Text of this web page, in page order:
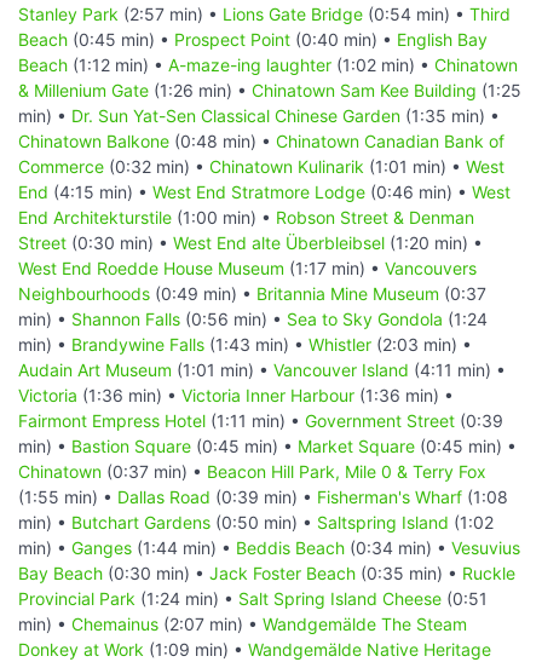
Stanley Park (2:57 min) • Lions Gate Bridge (0:54 min) • Third
Beach (0:45 min) • Prospect Point (0:40 min) • English Bay
Beach (1:12 min) • A-maze-ing laughter (1:02 min) • Chinatown
& Millenium Gate (1:26 min) • Chinatown Sam Kee Building (1:25
min) • Dr. Sun Yat-Sen Classical Chinese Garden (1:35 min) •
Chinatown Balkone (0:48 min) • Chinatown Canadian Bank of
Commerce (0:32 min) • Chinatown Kulinarik (1:01 min) • West
End (4:15 min) • West End Stratmore Lodge (0:46 min) • West
End Architekturstile (1:00 min) • Robson Street & Denman
Street (0:30 min) • West End alte Überbleibsel (1:20 min) •
West End Roedde House Museum (1:17 min) • Vancouvers
Neighbourhoods (0:49 min) • Britannia Mine Museum (0:37
min) • Shannon Falls (0:56 min) • Sea to Sky Gondola (1:24
min) • Brandywine Falls (1:43 min) • Whistler (2:03 min) •
Audain Art Museum (1:01 min) • Vancouver Island (4:11 min) •
Victoria (1:36 min) • Victoria Inner Harbour (1:36 min) •
Fairmont Empress Hotel (1:11 min) • Government Street (0:39
min) • Bastion Square (0:45 min) • Market Square (0:45 min) •
Chinatown (0:37 min) • Beacon Hill Park, Mile 0 & Terry Fox
(1:55 min) • Dallas Road (0:39 min) • Fisherman's Wharf (1:08
min) • Butchart Gardens (0:50 min) • Saltspring Island (1:02
min) • Ganges (1:44 min) • Beddis Beach (0:34 min) • Vesuvius
Bay Beach (0:30 min) • Jack Foster Beach (0:35 min) • Ruckle
Provincial Park (1:24 min) • Salt Spring Island Cheese (0:51
min) • Chemainus (2:07 min) • Wandgemälde The Steam
Donkey at Work (1:09 min) • Wandgemälde Native Heritage